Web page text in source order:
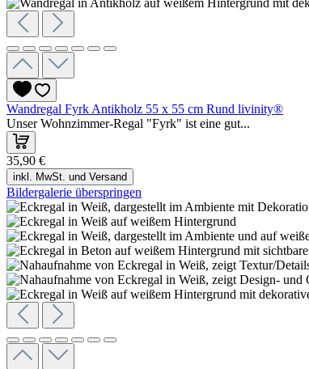
Wandregal Fyrk Antikholz 55 x 55 cm Rund livinity®
Unser Wohnzimmer-Regal "Fyrk" ist eine gut...
35,90 €
inkl. MwSt. und Versand
Bildergalerie überspringen